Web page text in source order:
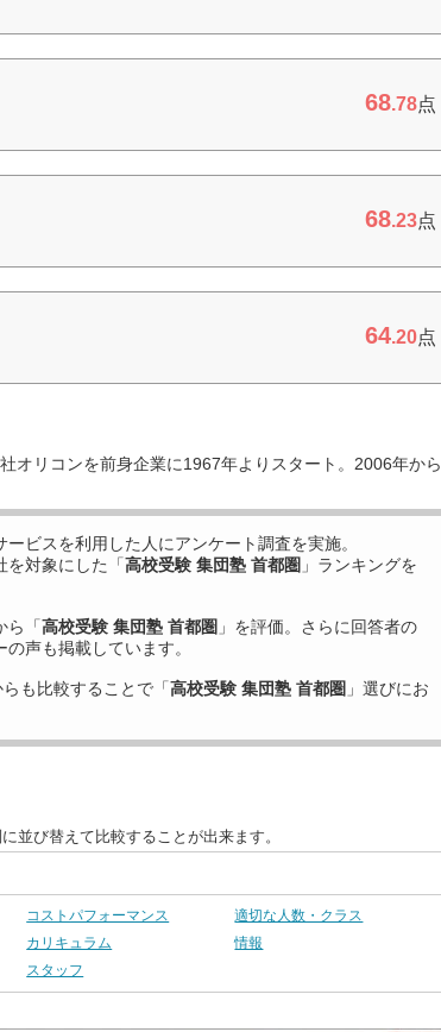
68.78点
68.23点
64.20点
オリコンを前身企業に1967年よりスタート。2006年から
ービスを利用した 人にアンケート調査を実施。
を対象にした「高校受験 集団塾 首都圏 」ランキングを
ら「高校受験 集団塾 首都圏 」を評価。さらに回答者の
声も掲載しています。
も比較することで「高校受験 集団塾 首都圏 」選びにお
並び替えて比較することが出来ます。
コストパフォーマンス
適切な人数・クラス
カリキュラム
情報
スタッフ